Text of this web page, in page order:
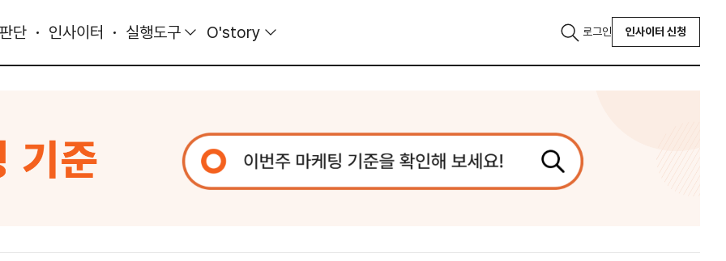
단 인사이터 실행도구 O'story 로그인 인사이터 신청